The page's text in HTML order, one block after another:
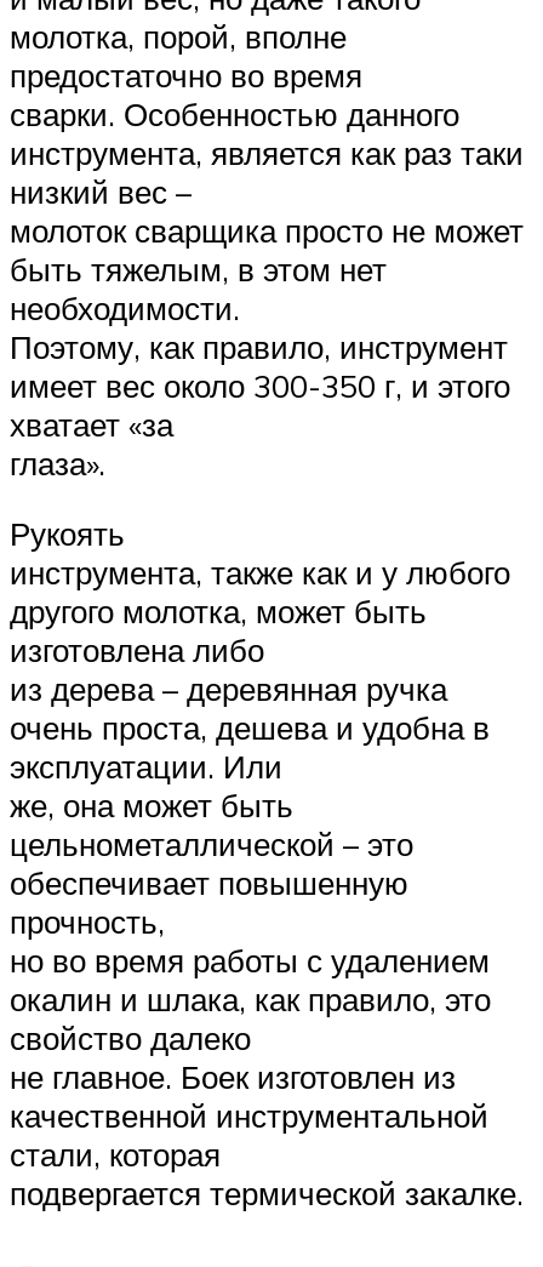
молотка, порой, вполне
предостаточно во время
сварки. Особенностью данного
инструмента, является как раз таки
низкий вес –
молоток сварщика просто не может
быть тяжелым, в этом нет
необходимости.
Поэтому, как правило, инструмент
имеет вес около 300-350 г, и этого
хватает «за
глаза».
Рукоять
инструмента, также как и у любого
другого молотка, может быть
изготовлена либо
из дерева – деревянная ручка
очень проста, дешева и удобна в
эксплуатации. Или
же, она может быть
цельнометаллической – это
обеспечивает повышенную
прочность,
но во время работы с удалением
окалин и шлака, как правило, это
свойство далеко
не главное. Боек изготовлен из
качественной инструментальной
стали, которая
подвергается термической закалке.